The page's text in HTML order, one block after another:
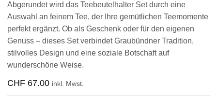
Abgerundet wird das Teebeutelhalter Set durch eine
Auswahl an feinem Tee, der Ihre gemütlichen Teemomente
perfekt ergänzt. Ob als Geschenk oder für den eigenen
Genuss – dieses Set verbindet Graubündner Tradition,
stilvolles Design und eine soziale Botschaft auf
wunderschöne Weise.
CHF 67.00 inkl. Mwst.